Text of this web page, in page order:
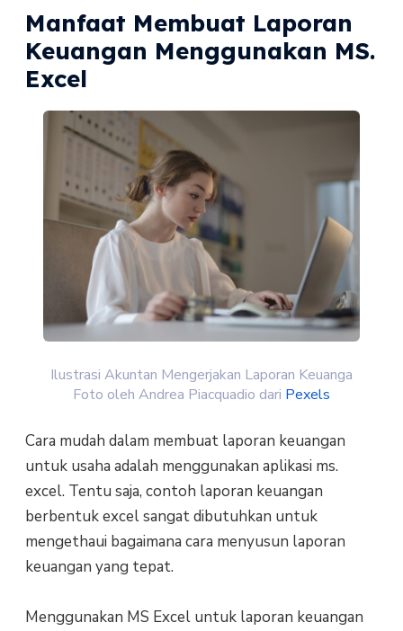
Manfaat Membuat Laporan
Keuangan Menggunakan MS.
Excel
Ilustrasi Akuntan Mengerjakan Laporan Keuanga
Foto oleh Andrea Piacquadio dari Pexels
Cara mudah dalam membuat laporan keuangan
untuk usaha adalah menggunakan aplikasi ms.
excel. Tentu saja, contoh laporan keuangan
berbentuk excel sangat dibutuhkan untuk
mengethaui bagaimana cara menyusun laporan
keuangan yang tepat.
Menggunakan MS Excel untuk laporan keuangan